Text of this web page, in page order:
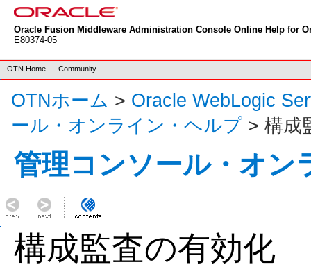
Oracle Fusion Middleware Administration Console Online Help for
E80374-05
OTN Home Community
OTNホーム > Oracle WebLogic
ール・オンライン・ヘルプ > 構成
管理コンソール・オン
構成監査の有効化